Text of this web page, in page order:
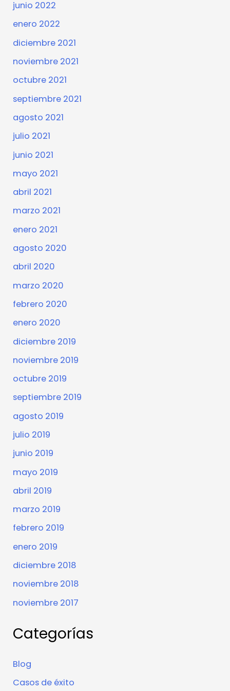
junio 2022
enero 2022
diciembre 2021
noviembre 2021
octubre 2021
septiembre 2021
agosto 2021
julio 2021
junio 2021
mayo 2021
abril 2021
marzo 2021
enero 2021
agosto 2020
abril 2020
marzo 2020
febrero 2020
enero 2020
diciembre 2019
noviembre 2019
octubre 2019
septiembre 2019
agosto 2019
julio 2019
junio 2019
mayo 2019
abril 2019
marzo 2019
febrero 2019
enero 2019
diciembre 2018
noviembre 2018
noviembre 2017
Categorías
Blog
Casos de éxito